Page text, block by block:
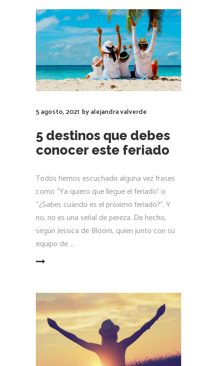
5 agosto, 2021 byalejandra valverde
5 destinos que debes
conocer este feriado
Todos hemos escuchado alguna vez frases
como “Ya quiero que llegue el feriado” o
“¿Sabes cuándo es el próximo feriado?”. Y
no, no es una señal de pereza. De hecho,
según Jessica de Bloom, quien junto con su
equipo de